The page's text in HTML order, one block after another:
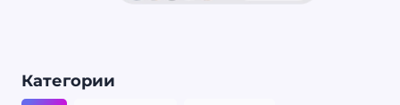
Категории